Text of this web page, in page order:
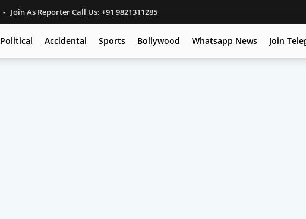
Join As Reporter Call Us: +91 9821311285
Political Accidental Sports Bollywood Whatsapp News Join